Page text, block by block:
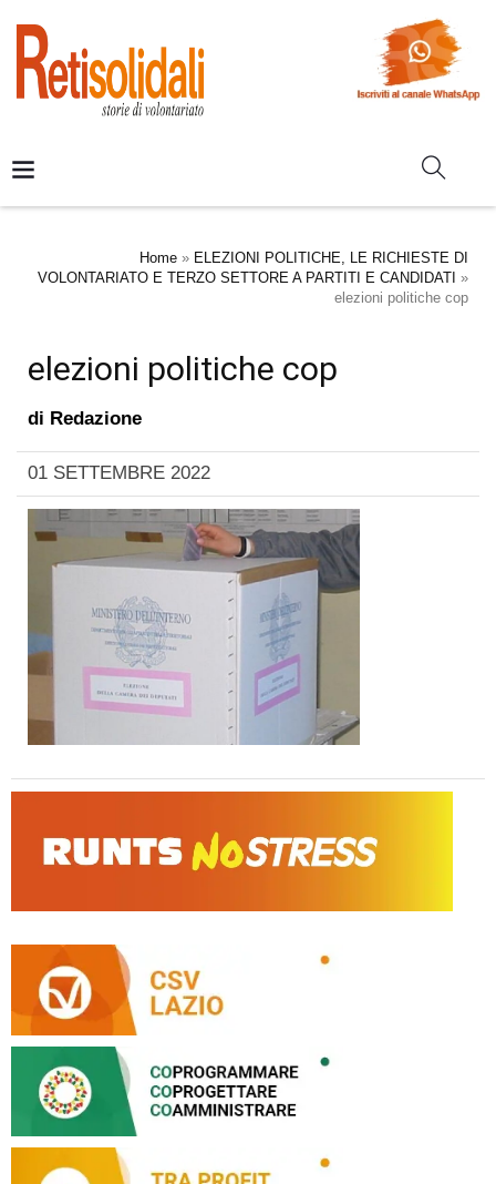
Home » ELEZIONI POLITICHE, LE RICHIESTE DI
VOLONTARIATO E TERZO SETTORE A PARTITI E CANDIDATI »
elezioni politiche cop
elezioni politiche cop
di Redazione
01 SETTEMBRE 2022